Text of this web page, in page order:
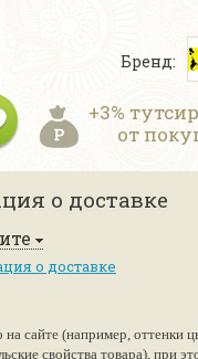
Бренд:
+3%
от
о доставке
о доставке
сайте (например, оттенки
свойства товара), при